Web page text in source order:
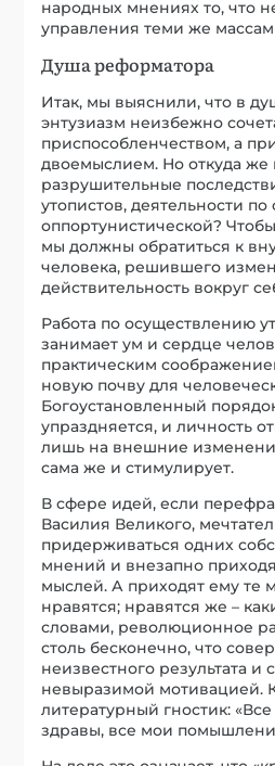
народных мнениях то, что
управления теми же
Душа реформатора
Итак, мы выяснили, что в
энтузиазм неизбежно
приспособленчеством, а
двоемыслием. Но откуда же
разрушительные
утопистов, деятельности по
оппортунистической?
мы должны обратиться к
человека, решившего
действительность вокруг
Работа по осуществлению
занимает ум и сердце
практическим
новую почву для
Богоустановленный
упраздняется, и личность
лишь на внешние
сама же и стимулирует.
В сфере идей, если
Василия Великого,
придерживаться одних
мнений и внезапно
мыслей. А приходят ему те
нравятся; нравятся же –
словами, революционное
столь бесконечно, что
неизвестного результата и
невыразимой мотивацией.
литературный гностик:
здравы, все мои